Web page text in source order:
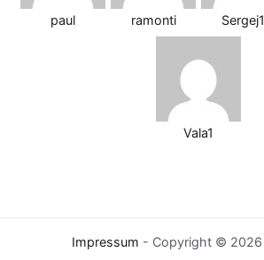
paul ramonti Sergej1
Vala1
Impressum - Copyright © 2026